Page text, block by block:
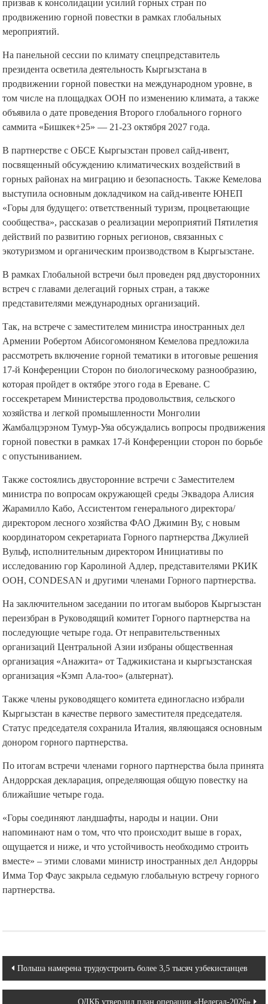
призвав к консолидации усилий горных стран по
продвижению горной повестки в рамках глобальных
мероприятий.
На панельной сессии по климату спецпредставитель
президента осветила деятельность Кыргызстана в
продвижении горной повестки на международном уровне, в
том числе на площадках ООН по изменению климата, а также
объявила о дате проведения Второго глобального горного
саммита «Бишкек+25» — 21-23 октября 2027 года.
В партнерстве с ОБСЕ Кыргызстан провел сайд-ивент,
посвященный обсуждению климатических воздействий в
горных районах на миграцию и безопасность. Также Кемелова
выступила основным докладчиком на сайд-ивенте ЮНЕП
«Горы для будущего: ответственный туризм, процветающие
сообщества», рассказав о реализации мероприятий Пятилетия
действий по развитию горных регионов, связанных с
экотуризмом и органическим производством в Кыргызстане.
В рамках Глобальной встречи был проведен ряд двусторонних
встреч с главами делегаций горных стран, а также
представителями международных организаций.
Так, на встрече с заместителем министра иностранных дел
Армении Робертом Абисогомоняном Кемелова предложила
рассмотреть включение горной тематики в итоговые решения
17-й Конференции Сторон по биологическому разнообразию,
которая пройдет в октябре этого года в Ереване. С
госсекретарем Министерства продовольствия, сельского
хозяйства и легкой промышленности Монголии
Жамбалцэрэном Тумур-Уяа обсуждались вопросы продвижения
горной повестки в рамках 17-й Конференции сторон по борьбе
с опустыниванием.
Также состоялись двусторонние встречи с Заместителем
министра по вопросам окружающей среды Эквадора Алисия
Жарамилло Кабо, Ассистентом генерального директора/
директором лесного хозяйства ФАО Джимин Ву, с новым
координатором секретариата Горного партнерства Джулией
Вульф, исполнительным директором Инициативы по
исследованию гор Каролиной Адлер, представителями РКИК
ООН, CONDESAN и другими членами Горного партнерства.
На заключительном заседании по итогам выборов Кыргызстан
переизбран в Руководящий комитет Горного партнерства на
последующие четыре года. От неправительственных
организаций Центральной Азии избраны общественная
организация «Анажита» от Таджикистана и кыргызстанская
организация «Кэмп Ала-тоо» (альтернат).
Также члены руководящего комитета единогласно избрали
Кыргызстан в качестве первого заместителя председателя.
Статус председателя сохранила Италия, являющаяся основным
донором горного партнерства.
По итогам встречи членами горного партнерства была принята
Андоррская декларация, определяющая общую повестку на
ближайшие четыре года.
«Горы соединяют ландшафты, народы и нации. Они
напоминают нам о том, что что происходит выше в горах,
ощущается и ниже, и что устойчивость необходимо строить
вместе» – этими словами министр иностранных дел Андорры
Имма Тор Фаус закрыла седьмую глобальную встречу горного
партнерства.
Навигация
по
Польша намерена трудоустроить более 3,5 тысяч узбекистанцев
ОДКБ утвердил план операции «Нелегал-2026»